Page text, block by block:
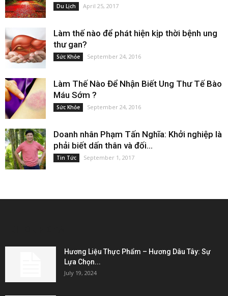
Du Lịch April 25, 2017
Làm thế nào để phát hiện kịp thời bệnh ung
thư gan?
Sức Khỏe September 24, 2016
Làm Thế Nào Để Nhận Biết Ung Thư Tế Bào
Máu Sớm ?
Sức Khỏe September 24, 2016
Doanh nhân Phạm Tấn Nghĩa: Khởi nghiệp là
phải biết dấn thân và đối...
Tin Tức September 1, 2017
Hương Liệu Thực Phẩm – Hương Dâu Tây: Sự
Lựa Chọn...
July 19, 2024